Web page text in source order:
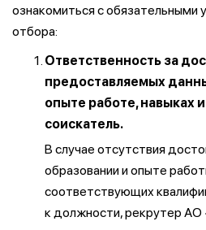
ознакомиться с обязательными
отбора:
Ответственность за
предоставляемых
опыте работе, навыках
соискатель.
В случае отсутствия
образовании и опыте
соответствующих
к должности, рекрутер